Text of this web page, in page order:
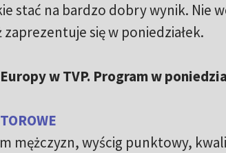
stać na bardzo dobry wynik. Nie
się w poniedziałek.
w TVP. Program w
mężczyzn, wyścig punktowy,